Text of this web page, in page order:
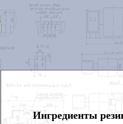
Ингредиенты